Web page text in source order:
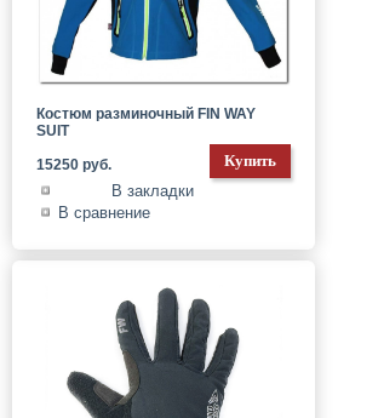
Костюм разминочный FIN WAY
SUIT
15250 руб.
В закладки
В сравнение